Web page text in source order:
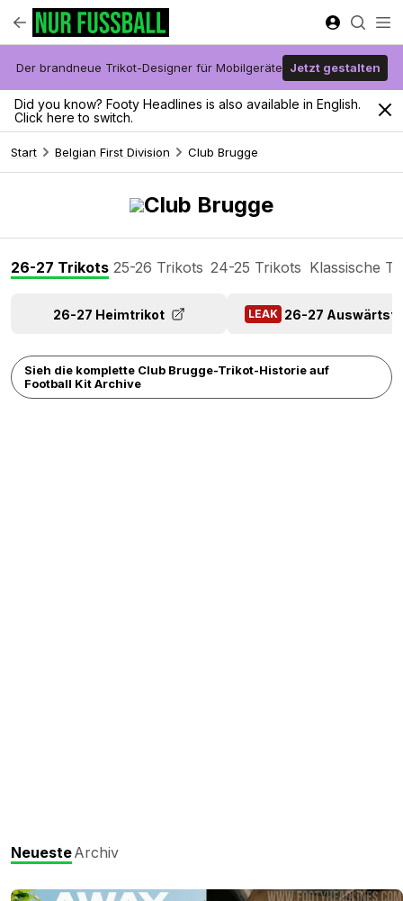
Der brandneue Trikot-Designer für Mobilgeräte Jetzt gestalten
Did you know? Footy Headlines is also available in English.
Click here to switch.
Start Belgian First Division Club Brugge
Club Brugge
26-27 Trikots 25-26 Trikots 24-25 Trikots Klassische
26-27 Heimtrikot LEAK 26-27
Sieh die komplette Club Brugge-Trikot-Historie auf
Football Kit Archive
NeuesteArchiv